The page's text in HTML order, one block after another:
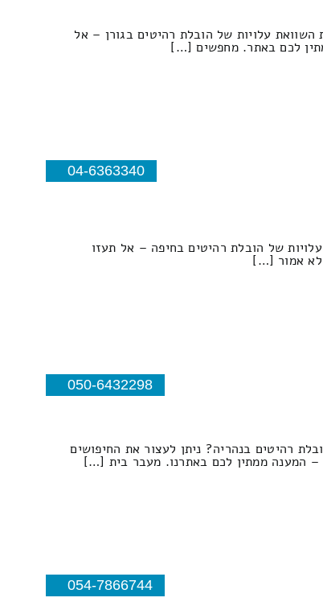
השוואת עלויות של הובלת רהיטים בגורן – אל
לכם באתר. מחפשים […]
04-6363340
של הובלת רהיטים בחיפה – אל תעזו
לא אמור […]
050-6432298
רהיטים בנהריה? ניתן לעצור את החיפושים
– המענה ממתין לכם באתרנו. מעבר בית […]
054-7866744